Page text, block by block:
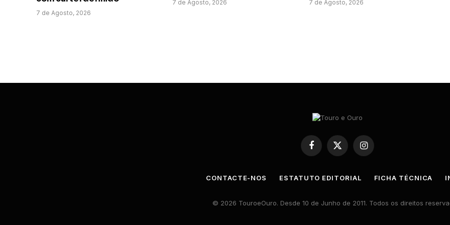
7 de Agosto, 2026
7 de Agosto, 2026 7 de Agosto, 2026
Facebook
X
(Twitter)
Instagram
CONTACTE-NOS ESTATUTO EDITORIAL FICHA TÉCNICA
© 2026 TouroeOuro. Desde 10 de Junho de 2011. Todos os direitos